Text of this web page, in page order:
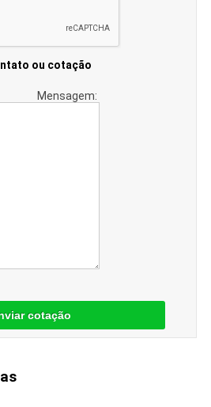
ou cotação
Mensagem:
cotação